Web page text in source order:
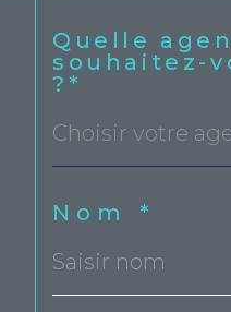
Quelle
souhaitez-
?*
Choisir votre
Nom *